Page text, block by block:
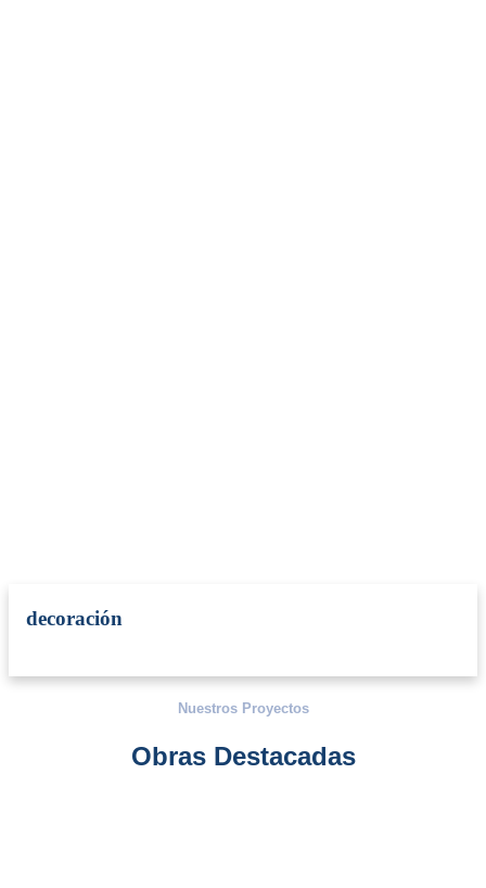
decoración
Nuestros Proyectos
Obras Destacadas